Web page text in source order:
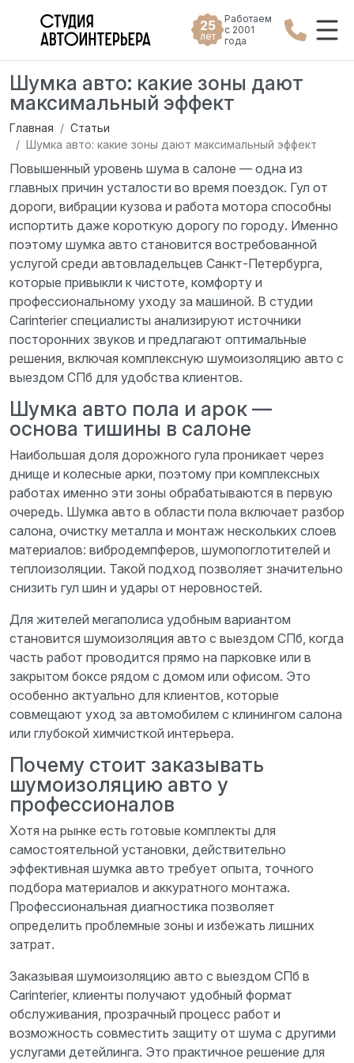
25
лет
Работаем
с 2001
года
Шумка авто: какие зоны дают
максимальный эффект
Главная
Статьи
Шумка авто: какие зоны дают максимальный эффект
Повышенный уровень шума в салоне — одна из
главных причин усталости во время поездок. Гул от
дороги, вибрации кузова и работа мотора способны
испортить даже короткую дорогу по городу. Именно
поэтому шумка авто становится востребованной
услугой среди автовладельцев Санкт-Петербурга,
которые привыкли к чистоте, комфорту и
профессиональному уходу за машиной. В студии
Carinterier специалисты анализируют источники
посторонних звуков и предлагают оптимальные
решения, включая комплексную шумоизоляцию авто с
выездом СПб для удобства клиентов.
Шумка авто пола и арок —
основа тишины в салоне
Наибольшая доля дорожного гула проникает через
днище и колесные арки, поэтому при комплексных
работах именно эти зоны обрабатываются в первую
очередь. Шумка авто в области пола включает разбор
салона, очистку металла и монтаж нескольких слоев
материалов: вибродемпферов, шумопоглотителей и
теплоизоляции. Такой подход позволяет значительно
снизить гул шин и удары от неровностей.
Для жителей мегаполиса удобным вариантом
становится шумоизоляция авто с выездом СПб, когда
часть работ проводится прямо на парковке или в
закрытом боксе рядом с домом или офисом. Это
особенно актуально для клиентов, которые
совмещают уход за автомобилем с клинингом салона
или глубокой химчисткой интерьера.
Почему стоит заказывать
шумоизоляцию авто у
профессионалов
Хотя на рынке есть готовые комплекты для
самостоятельной установки, действительно
эффективная шумка авто требует опыта, точного
подбора материалов и аккуратного монтажа.
Профессиональная диагностика позволяет
определить проблемные зоны и избежать лишних
затрат.
Заказывая шумоизоляцию авто с выездом СПб в
Carinterier, клиенты получают удобный формат
обслуживания, прозрачный процесс работ и
возможность совместить защиту от шума с другими
услугами детейлинга. Это практичное решение для